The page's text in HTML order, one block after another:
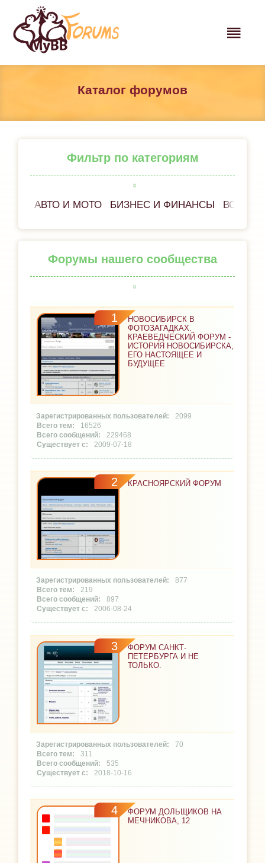
Каталог форумов
Фильтр по категориям
АВТО И МОТО БИЗНЕС И ФИНАНСЫ ВСЁ
Форумы нашего сообщества
1
НОВОСИБИРСК В
ФОТОЗАГАДКАХ.
КРАЕВЕДЧЕСКИЙ ФОРУМ -
ИСТОРИЯ НОВОСИБИРСКА,
ЕГО НАСТОЯЩЕЕ И
БУДУЩЕЕ
2099
16526
229468
2009-07-18
2 КРАСНОЯРСКИЙ ФОРУМ
877
219
897
2006-08-24
3
ФОРУМ САНКТ-
ПЕТЕРБУРГА И НЕ
ТОЛЬКО.
70
311
535
2018-10-16
4
ФОРУМ ДОЛЬЩИКОВ НА
МЕЧНИКОВА, 12